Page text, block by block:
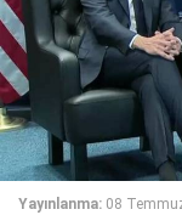
Yayınlanma: 08